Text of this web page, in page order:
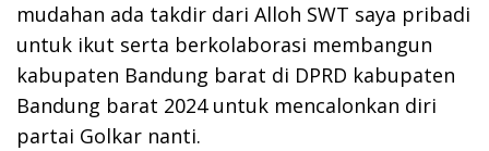
mudahan ada takdir dari Alloh SWT saya pribadi
untuk ikut serta berkolaborasi membangun
kabupaten Bandung barat di DPRD kabupaten
Bandung barat 2024 untuk mencalonkan diri
partai Golkar nanti.